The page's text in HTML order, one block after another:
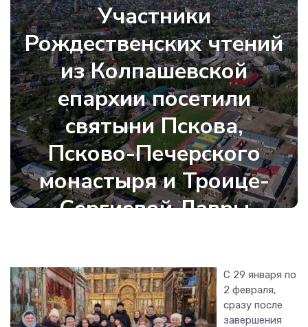
Участники
Рождественских чтений
из Колпашевской
епархии посетили
святыни Пскова,
Псково-Печерского
монастыря и Троице-
Сергиевой Лавры
С 29 января по
2 февраля,
сразу после
завершения